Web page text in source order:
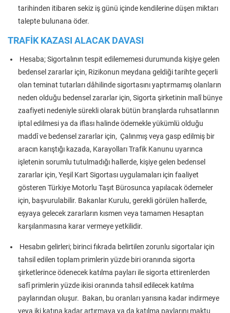
tarihinden itibaren sekiz iş günü içinde kendilerine düşen miktarı
talepte bulunana öder.
TRAFİK KAZASI ALACAK DAVASI
Hesaba; Sigortalının tespit edilememesi durumunda kişiye gelen
bedensel zararlar için, Rizikonun meydana geldiği tarihte geçerli
olan teminat tutarları dâhilinde sigortasını yaptırmamış olanların
neden olduğu bedensel zararlar için, Sigorta şirketinin malî bünye
zaafiyeti nedeniyle sürekli olarak bütün branşlarda ruhsatlarının
iptal edilmesi ya da iflası halinde ödemekle yükümlü olduğu
maddî ve bedensel zararlar için, Çalınmış veya gasp edilmiş bir
aracın karıştığı kazada, Karayolları Trafik Kanunu uyarınca
işletenin sorumlu tutulmadığı hallerde, kişiye gelen bedensel
zararlar için, Yeşil Kart Sigortası uygulamaları için faaliyet
gösteren Türkiye Motorlu Taşıt Bürosunca yapılacak ödemeler
için, başvurulabilir. Bakanlar Kurulu, gerekli görülen hallerde,
eşyaya gelecek zararların kısmen veya tamamen Hesaptan
karşılanmasına karar vermeye yetkilidir.
Hesabın gelirleri; birinci fıkrada belirtilen zorunlu sigortalar için
tahsil edilen toplam primlerin yüzde biri oranında sigorta
şirketlerince ödenecek katılma payları ile sigorta ettirenlerden
safî primlerin yüzde ikisi oranında tahsil edilecek katılma
paylarından oluşur. Bakan, bu oranları yarısına kadar indirmeye
veya iki katına kadar artırmaya ya da katılma paylarını maktu